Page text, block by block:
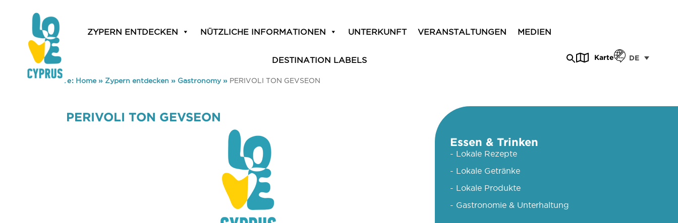
ZYPERN ENTDECKEN NÜTZLICHE INFORMATIONEN UNTERKUNFT VERANSTALTUNGEN MEDIEN
DESTINATION LABELS Karte DE
You are here: Home» Zypern entdecken » Gastronomy» PERIVOLI TON GEVSEON
PERIVOLI TON GEVSEON
Essen & Trinken
- Lokale Rezepte
- Lokale Getränke
- Lokale Produkte
- Gastronomie & Unterhaltung